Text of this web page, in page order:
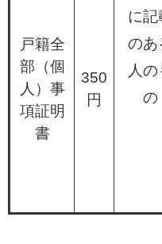
に記
のあ
人の
の
戸籍全
部（個
人）事
項証明
書
350
円